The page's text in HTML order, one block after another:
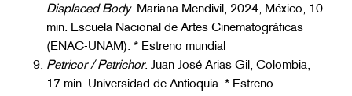
Displaced Body. Mariana Mendivil, 2024, México, 10
min. Escuela Nacional de Artes Cinematográficas
(ENAC-UNAM). * Estreno mundial
Petricor / Petrichor. Juan José Arias Gil, Colombia,
17 min. Universidad de Antioquia. * Estreno